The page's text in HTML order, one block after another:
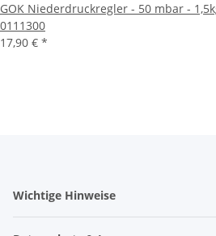
GOK Niederdruckregler - 50 mbar -
0111300
17,90 € *
Wichtige Hinweise